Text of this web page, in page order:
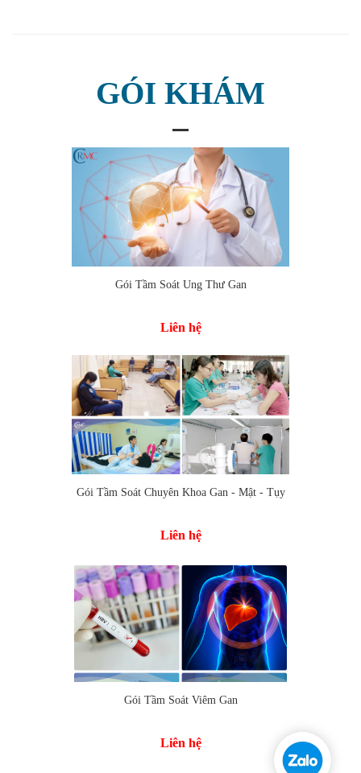
GÓI KHÁM
Gói Tầm Soát Ung Thư Gan
Liên hệ
Gói Tầm Soát Chuyên Khoa Gan - Mật - Tụy
Liên hệ
Gói Tầm Soát Viêm Gan
Liên hệ